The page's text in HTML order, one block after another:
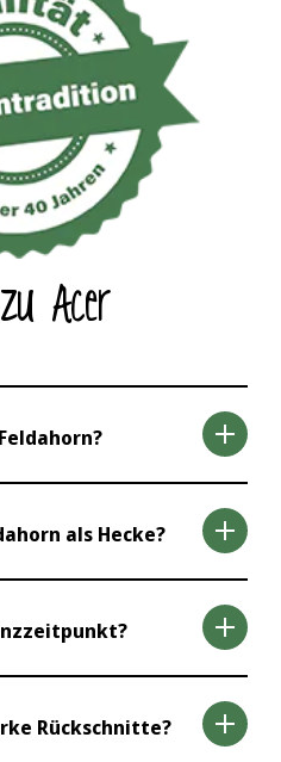
Acer
winterhart und
als Hecke?
legt eine
Hecke.
Frühjahr, wurzelnackt
Rückschnitte?